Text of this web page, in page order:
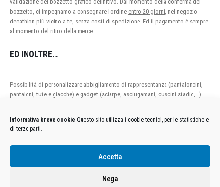
Informativa breve cookie Questo sito utilizza i cookie tecnici, per le statistiche e
di terze parti.
Accetta
Nega
validazione del bozzetto grafico definitivo. Dal momento della conferma del
bozzetto, ci impegnamo a consegnare l’ordine entro 20 giorni, nel negozio
decathlon più vicino a te, senza costi di spedizione. Ed il pagamento è sempre
al momento del ritiro della merce.
ED INOLTRE…
Possibilità di personalizzare abbigliamento di rappresentanza (pantaloncini,
pantaloni, tute e giacche) e gadget (sciarpe, asciugamani, cuscini stadio,…).
Condizioni Generali di Utilizzo
DECATHLON ITALIA S.r.l. Unipersonale - Viale Valassina, 268 - 20851 Lissone (MB) Cap. Soc.
Euro 12.500.000 i.v. - C.F. e Iscr. Reg. Imp. Monza e Brianza 02137480964 - R.E.A. MB-1370021 -